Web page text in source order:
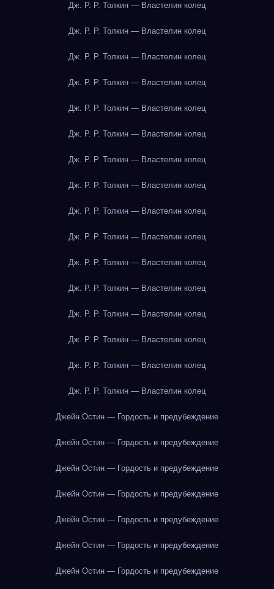
Дж. Р. Р. Толкин — Властелин колец
Дж. Р. Р. Толкин — Властелин колец
Дж. Р. Р. Толкин — Властелин колец
Дж. Р. Р. Толкин — Властелин колец
Дж. Р. Р. Толкин — Властелин колец
Дж. Р. Р. Толкин — Властелин колец
Дж. Р. Р. Толкин — Властелин колец
Дж. Р. Р. Толкин — Властелин колец
Дж. Р. Р. Толкин — Властелин колец
Дж. Р. Р. Толкин — Властелин колец
Дж. Р. Р. Толкин — Властелин колец
Дж. Р. Р. Толкин — Властелин колец
Дж. Р. Р. Толкин — Властелин колец
Дж. Р. Р. Толкин — Властелин колец
Дж. Р. Р. Толкин — Властелин колец
Дж. Р. Р. Толкин — Властелин колец
Джейн Остин — Гордость и предубеждение
Джейн Остин — Гордость и предубеждение
Джейн Остин — Гордость и предубеждение
Джейн Остин — Гордость и предубеждение
Джейн Остин — Гордость и предубеждение
Джейн Остин — Гордость и предубеждение
Джейн Остин — Гордость и предубеждение